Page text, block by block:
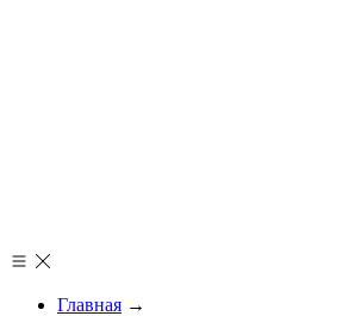
Главная →